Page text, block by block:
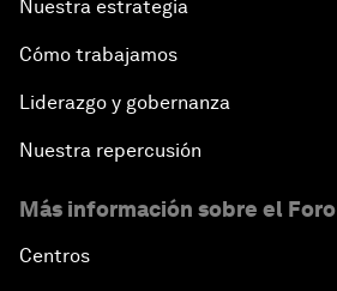
Nuestra estrategia
Cómo trabajamos
Liderazgo y gobernanza
Nuestra repercusión
Más información sobre el Foro
Centros